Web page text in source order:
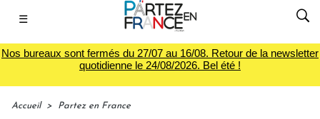
☰
Nos bureaux sont fermés du 27/07 au 16/08. Retour de la newsletter
quotidienne le 24/08/2026. Bel été !
Accueil > Partez en France